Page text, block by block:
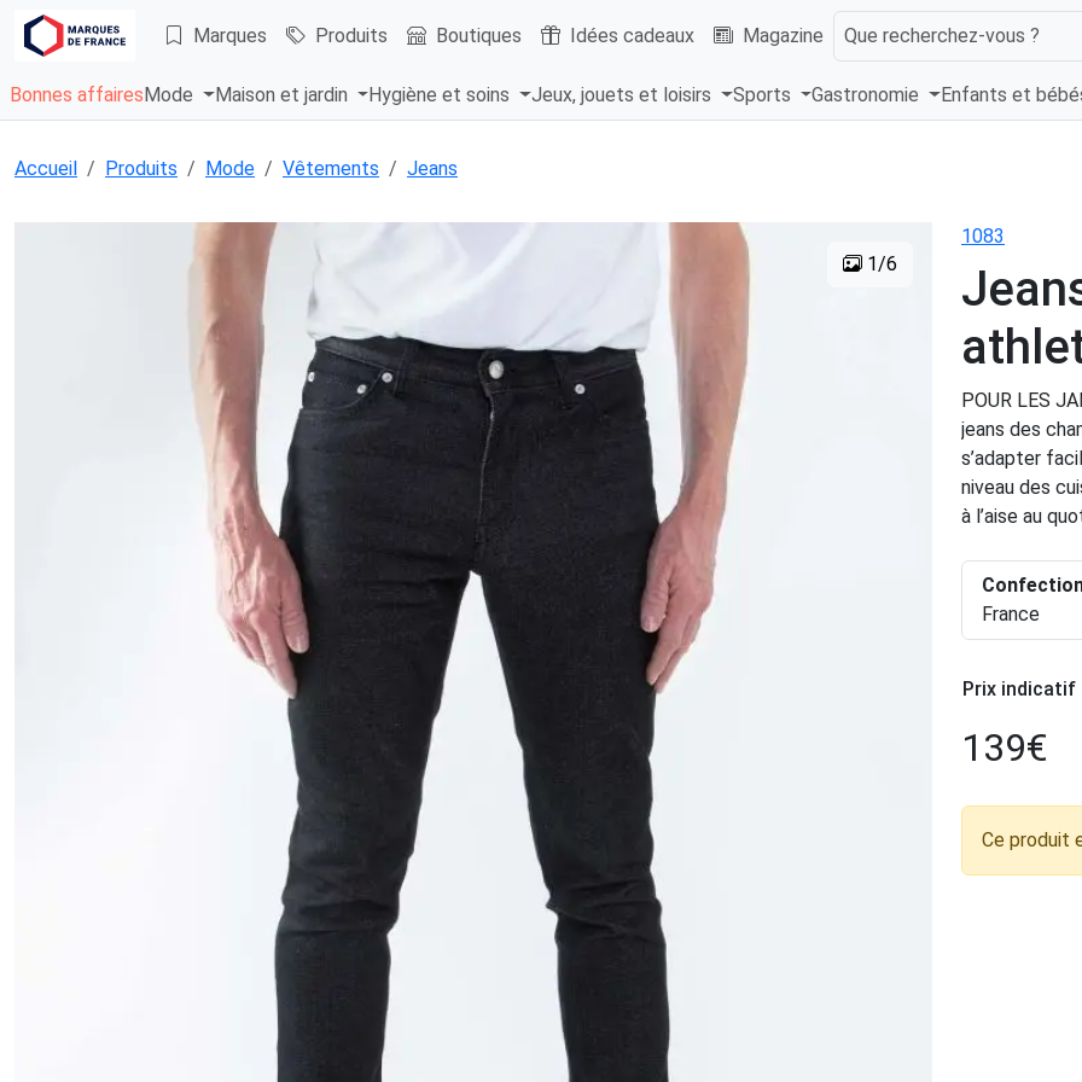
Marques Produits Boutiques Idées cadeaux Magazine Que recherchez-vous ?
Bonnes affaires Mode Maison et jardin Hygiène et soins Jeux, jouets et loisirs Sports Gastronomie Enfants et
Accueil Produits Mode Vêtements Jeans
1/6
1083
POUR LES
jeans des
s’adapter
niveau des
à l’aise au
France
Prix indicatif
139€
Ce produit